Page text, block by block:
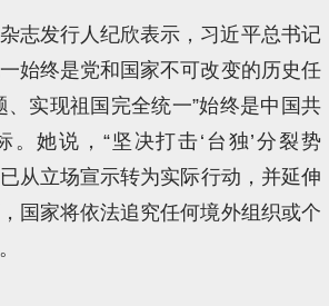
志发行人纪欣表示，习近平总书记
始终是党和国家不可改变的历史任
、实现祖国完全统一”始终是中国共
。她说，“坚决打击‘台独’分裂势
已从立场宣示转为实际行动，并延伸
国家将依法追究任何境外组织或个